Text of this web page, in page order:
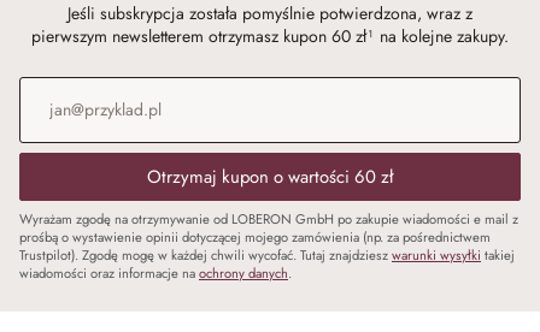
Jeśli subskrypcja została pomyślnie potwierdzona, wraz z
pierwszym newsletterem otrzymasz kupon 60 zł¹ na kolejne zakupy.
Adres e-mail
Otrzymaj kupon o wartości 60 zł
Wyrażam zgodę na otrzymywanie od LOBERON GmbH po zakupie wiadomości e mail z
prośbą o wystawienie opinii dotyczącej mojego zamówienia (np. za pośrednictwem
Trustpilot). Zgodę mogę w każdej chwili wycofać. Tutaj znajdzieszwarunki wysyłki takiej
wiadomości oraz informacje naochrony danych.